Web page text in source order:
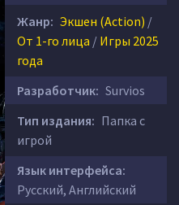
Жанр: Экшен (Action) /
От 1-го лица / Игры 2025
года
Разработчик: Survios
Тип издания: Папка с
игрой
Язык интерфейса:
Русский, Английский